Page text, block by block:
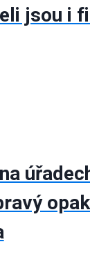
jsou i